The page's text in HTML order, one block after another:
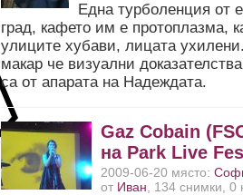
Една турболенция от
град, кафето им е протоплазма,
улиците хубави, лицата
макар че визуални
са от апарата на Надеждата.
Gaz Cobain
на Park Live
2009-06-20 място:
от Иван , 134 снимки,